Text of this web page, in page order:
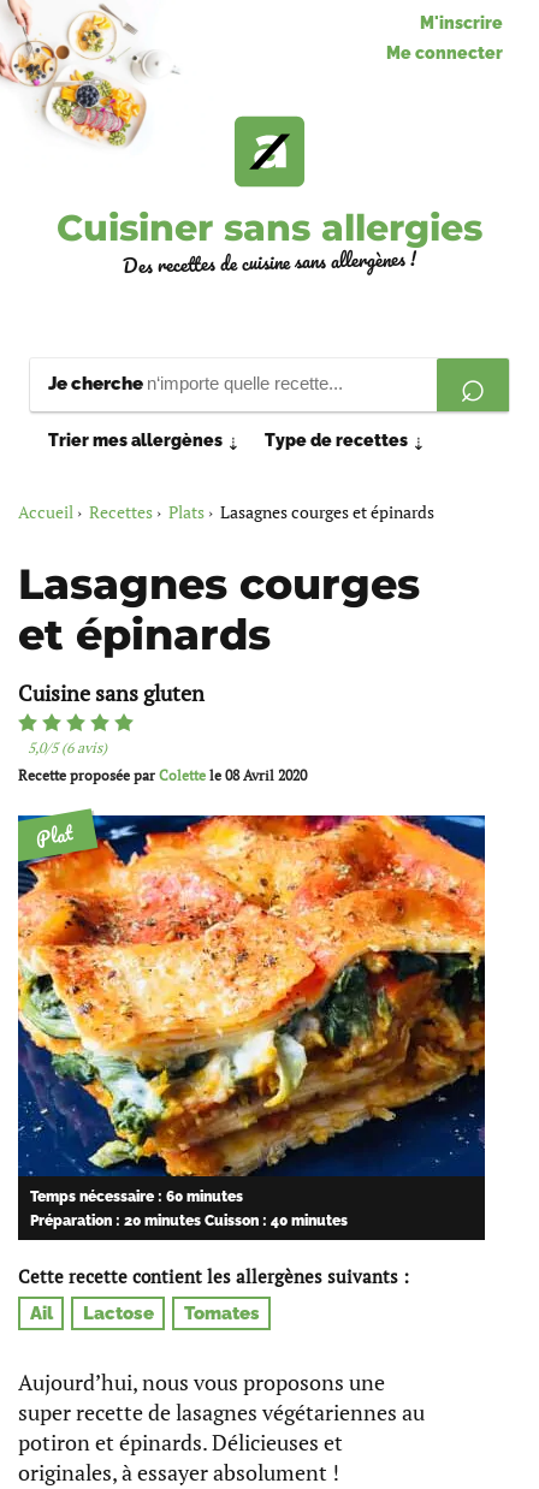
M'inscrire
Me connecter
Cuisiner sans allergies
Des recettes de cuisine sans allergènes !
Je cherche
Trier mes allergènes ⇣ Type de recettes ⇣
Accueil Recettes Plats Lasagnes courges et épinards
Lasagnes courges
et épinards
Cuisine sans gluten
5,0/5 (6 avis)
Recette proposée par Colette le 08 Avril 2020
Plat
Temps nécessaire : 60 minutes
Préparation : 20 minutes Cuisson : 40 minutes
Cette recette contient les allergènes suivants :
Ail Lactose Tomates
Aujourd’hui, nous vous proposons une
super recette de lasagnes végétariennes au
potiron et épinards. Délicieuses et
originales, à essayer absolument !